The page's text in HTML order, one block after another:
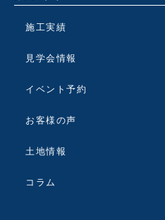
施工実績
見学会情報
イベント予約
お客様の声
土地情報
コラム